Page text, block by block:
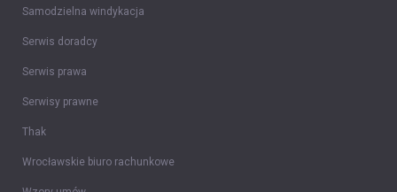
Samodzielna windykacja
Serwis doradcy
Serwis prawa
Serwisy prawne
Thak
Wrocławskie biuro rachunkowe